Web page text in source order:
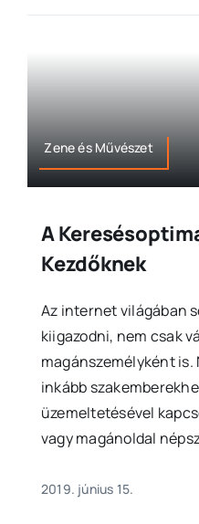
Zene és Művészet
A
Kezdőknek
Az internet világában
kiigazodni, nem csak
magánszemélyként is.
inkább
üzemeltetésével
vagy magánoldal
2019. június 15.